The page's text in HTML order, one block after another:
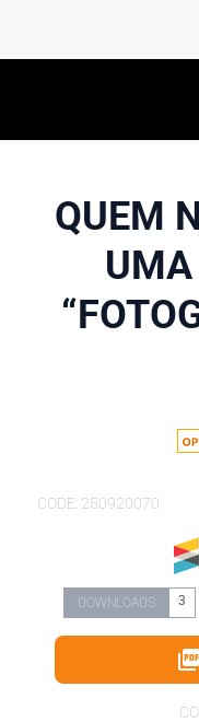
QUEM
UMA
CODE: 250920070
DOWNLOADS 3